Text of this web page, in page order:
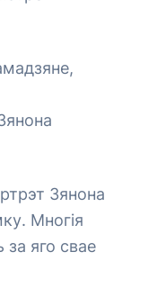
Зянона
Многія
яго свае